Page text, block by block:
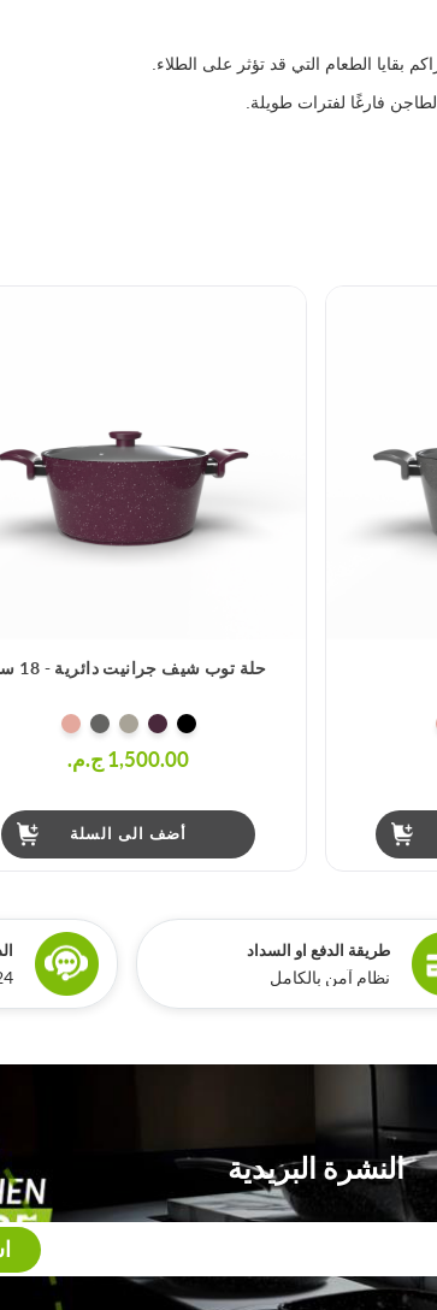
الطعام التي قد تؤثر على الطلاء.
فارغًا لفترات طويلة.
حلة توب شيف جرانيت دائرية - 18 سم
1,500.00 ج.م.‏
أضف الى السلة
طريقة الدفع او السداد
نظام آمن بالكامل 24 ساعة
النشرة البريدية